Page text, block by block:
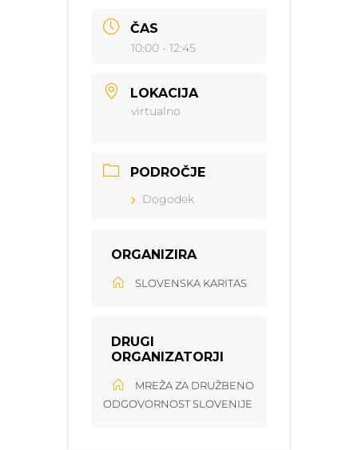
ČAS
10:00 - 12:45
LOKACIJA
virtualno
PODROČJE
Dogodek
ORGANIZIRA
SLOVENSKA KARITAS
DRUGI
ORGANIZATORJI
MREŽA ZA DRUŽBENO
ODGOVORNOST SLOVENIJE